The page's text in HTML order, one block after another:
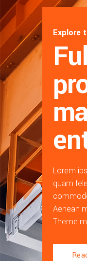
Explore
Lorem
quam
Aenean
Theme